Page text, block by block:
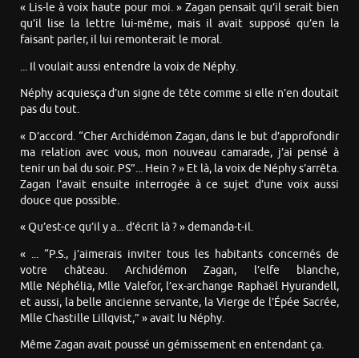
« Lis-le à voix haute pour moi. » Zagan pensait qu’il serait bien
qu’il lise la lettre lui-même, mais il avait supposé qu’en la
faisant parler, il lui remonterait le moral.
... Il voulait aussi entendre la voix de Néphy.
Néphy acquiesça d’un signe de tête comme si elle n’en doutait
pas du tout.
« D’accord. “Cher Archidémon Zagan, dans le but d’approfondir
ma relation avec vous, mon nouveau camarade, j’ai pensé à
tenir un bal du soir. PS”... Hein ? » Et là, la voix de Néphy s’arrêta.
Zagan l’avait ensuite interrogée à ce sujet d’une voix aussi
douce que possible.
« Qu’est-ce qu’il y a... d’écrit là ? » demanda-t-il.
« ... “P.S., j’aimerais inviter tous les habitants concernés de
votre château. Archidémon Zagan, l’elfe blanche,
Mlle Néphélia, Mlle Valefor, l’ex-archange Raphaël Hyurandell,
et aussi, la belle ancienne servante, la Vierge de l’Épée Sacrée,
Mlle Chastille Lillqvist,” » avait lu Néphy.
Même Zagan avait poussé un gémissement en entendant ça.